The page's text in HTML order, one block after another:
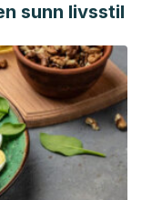
sunn livsstil